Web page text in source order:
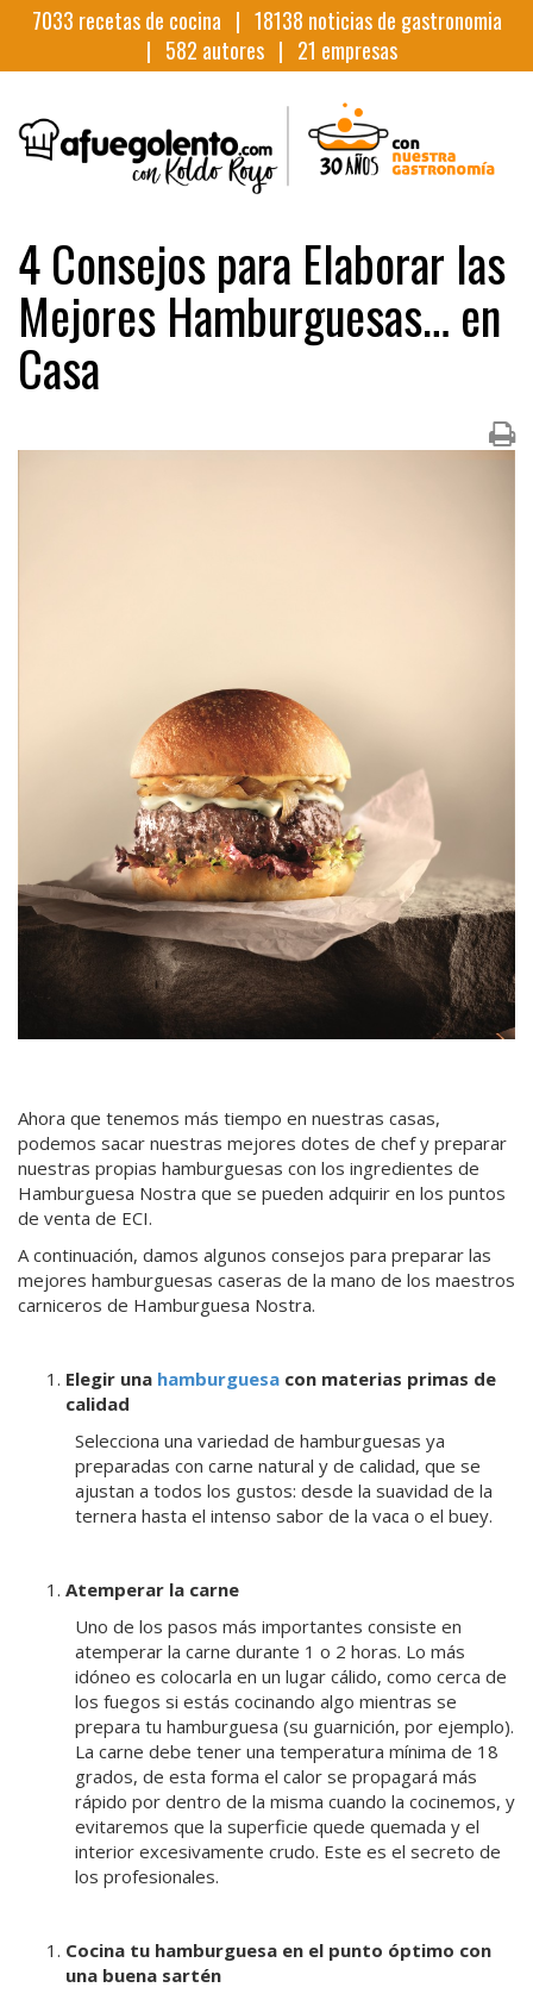
7033 recetas de cocina | 18138 noticias de gastronomia
| 582 autores | 21 empresas
4 Consejos para Elaborar las
Mejores Hamburguesas… en
Casa
Ahora que tenemos más tiempo en nuestras casas,
podemos sacar nuestras mejores dotes de chef y preparar
nuestras propias hamburguesas con los ingredientes de
Hamburguesa Nostra que se pueden adquirir en los puntos
de venta de ECI.
A continuación, damos algunos consejos para preparar las
mejores hamburguesas caseras de la mano de los maestros
carniceros de Hamburguesa Nostra.
Elegir una hamburguesa con materias primas de
calidad
Selecciona una variedad de hamburguesas ya
preparadas con carne natural y de calidad, que se
ajustan a todos los gustos: desde la suavidad de la
ternera hasta el intenso sabor de la vaca o el buey.
Atemperar la carne
Uno de los pasos más importantes consiste en
atemperar la carne durante 1 o 2 horas. Lo más
idóneo es colocarla en un lugar cálido, como cerca de
los fuegos si estás cocinando algo mientras se
prepara tu hamburguesa (su guarnición, por ejemplo).
La carne debe tener una temperatura mínima de 18
grados, de esta forma el calor se propagará más
rápido por dentro de la misma cuando la cocinemos, y
evitaremos que la superficie quede quemada y el
interior excesivamente crudo. Este es el secreto de
los profesionales.
Cocina tu hamburguesa en el punto óptimo con
una buena sartén